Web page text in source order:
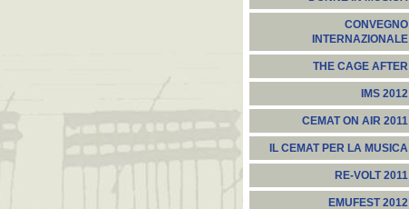
CONVEGNO
INTERNAZIONALE
THE CAGE AFTER
IMS 2012
CEMAT ON AIR 2011
IL CEMAT PER LA MUSICA
RE-VOLT 2011
EMUFEST 2012